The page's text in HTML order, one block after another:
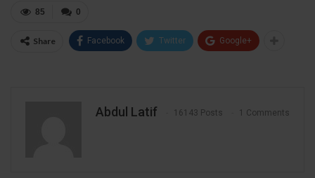
0
85
Share Facebook Twitter Google+
Abdul Latif 16143 Posts 1 Comments